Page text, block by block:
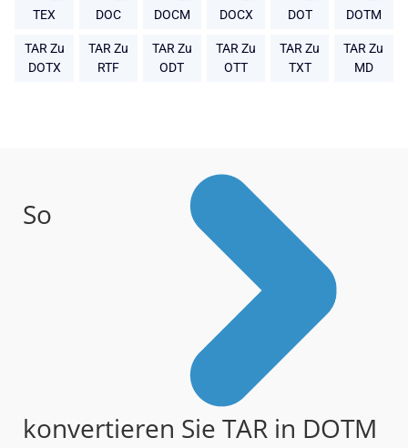
TEX
DOC
DOCM
DOCX
DOT
DOTM
TAR Zu
DOTX
TAR Zu
RTF
TAR Zu
ODT
TAR Zu
OTT
TAR Zu
TXT
TAR Zu
MD
So
konvertieren Sie TAR in DOTM